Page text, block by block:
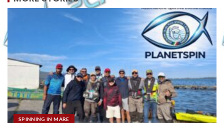
SPINNING IN MARE